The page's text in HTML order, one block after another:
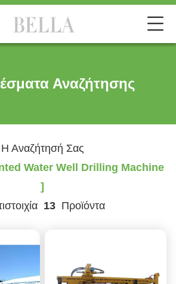
Αναζήτησης
Η Αναζήτησή Σας
Water Well Drilling Machine
]
13Προϊόντα